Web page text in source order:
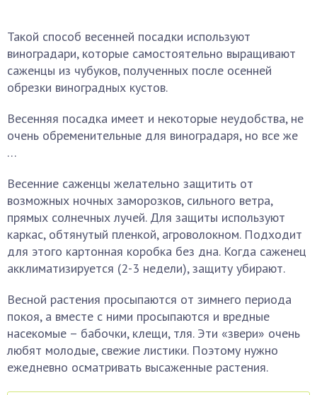
Такой способ весенней посадки используют
виноградари, которые самостоятельно выращивают
саженцы из чубуков, полученных после осенней
обрезки виноградных кустов.
Весенняя посадка имеет и некоторые неудобства, не
очень обременительные для виноградаря, но все же
…
Весенние саженцы желательно защитить от
возможных ночных заморозков, сильного ветра,
прямых солнечных лучей. Для защиты используют
каркас, обтянутый пленкой, агроволокном. Подходит
для этого картонная коробка без дна. Когда саженец
акклиматизируется (2-3 недели), защиту убирают.
Весной растения просыпаются от зимнего периода
покоя, а вместе с ними просыпаются и вредные
насекомые – бабочки, клещи, тля. Эти «звери» очень
любят молодые, свежие листики. Поэтому нужно
ежедневно осматривать высаженные растения.